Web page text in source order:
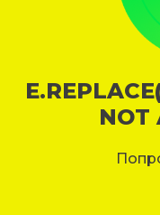
NOT